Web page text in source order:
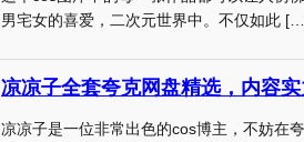
男宅女的喜爱，二次元世界中。不仅如此
凉凉子全套夸克网盘精选，内容实
凉凉子是一位非常出色的cos博主，不妨在